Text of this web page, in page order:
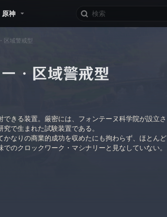
原神
区域警戒型
・区域警戒型
きる装置。厳密には、フォンテーヌ科学院が設立さ
で生まれた試験装置である。
かなりの商業的成功を収めたにも拘わらず、ほとんど
のクロックワーク・マシナリーと見なしていない。